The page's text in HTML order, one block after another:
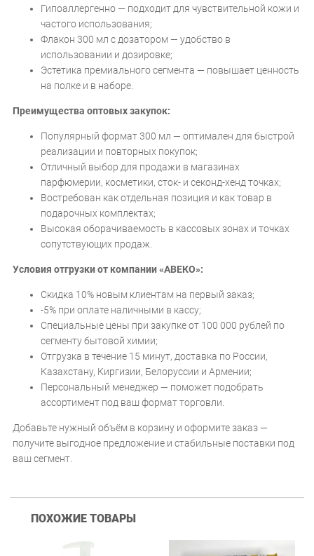
Гипоаллергенно — подходит для чувствительной кожи и
частого использования;
Флакон 300 мл с дозатором — удобство в
использовании и дозировке;
Эстетика премиального сегмента — повышает ценность
на полке и в наборе.
Преимущества оптовых закупок:
Популярный формат 300 мл — оптимален для быстрой
реализации и повторных покупок;
Отличный выбор для продажи в магазинах
парфюмерии, косметики, сток- и секонд-хенд точках;
Востребован как отдельная позиция и как товар в
подарочных комплектах;
Высокая оборачиваемость в кассовых зонах и точках
сопутствующих продаж.
Условия отгрузки от компании «АВЕКО»:
Скидка 10% новым клиентам на первый заказ;
-5% при оплате наличными в кассу;
Специальные цены при закупке от 100 000 рублей по
сегменту бытовой химии;
Отгрузка в течение 15 минут, доставка по России,
Казахстану, Киргизии, Белоруссии и Армении;
Персональный менеджер — поможет подобрать
ассортимент под ваш формат торговли.
Добавьте нужный объём в корзину и оформите заказ —
получите выгодное предложение и стабильные поставки под
ваш сегмент.
ПОХОЖИЕ ТОВАРЫ